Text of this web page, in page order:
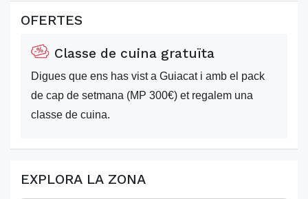
OFERTES
Classe de cuina gratuïta
Digues que ens has vist a Guiacat i amb el pack
de cap de setmana (MP 300€) et regalem una
classe de cuina.
EXPLORA LA ZONA